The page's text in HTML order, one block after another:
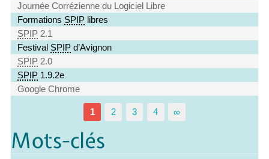
Journée Corrézienne du Logiciel Libre
Formations SPIP libres
SPIP 2.1
Festival SPIP d’Avignon
SPIP 2.0
SPIP 1.9.2e
Google Chrome
1 2 3 4 ∞
Mots-clés